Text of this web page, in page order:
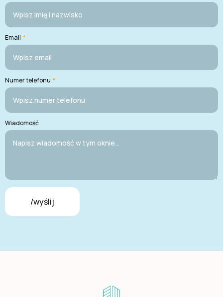
Email *
Numer telefonu *
Wiadomość
/wyślij